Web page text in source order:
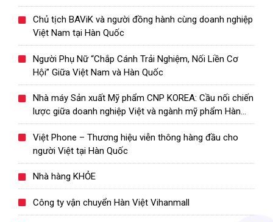
Chủ tịch BAViK và người đồng hành cùng doanh nghiệp
Việt Nam tại Hàn Quốc
Người Phụ Nữ “Chắp Cánh Trải Nghiệm, Nối Liền Cơ
Hội” Giữa Việt Nam và Hàn Quốc
Nhà máy Sản xuất Mỹ phẩm CNP KOREA: Cầu nối chiến
lược giữa doanh nghiệp Việt và ngành mỹ phẩm Hàn
Quốc
Việt Phone – Thương hiệu viễn thông hàng đầu cho
người Việt tại Hàn Quốc
Nhà hàng KHỎE
Công ty vận chuyển Hàn Việt Vihanmall